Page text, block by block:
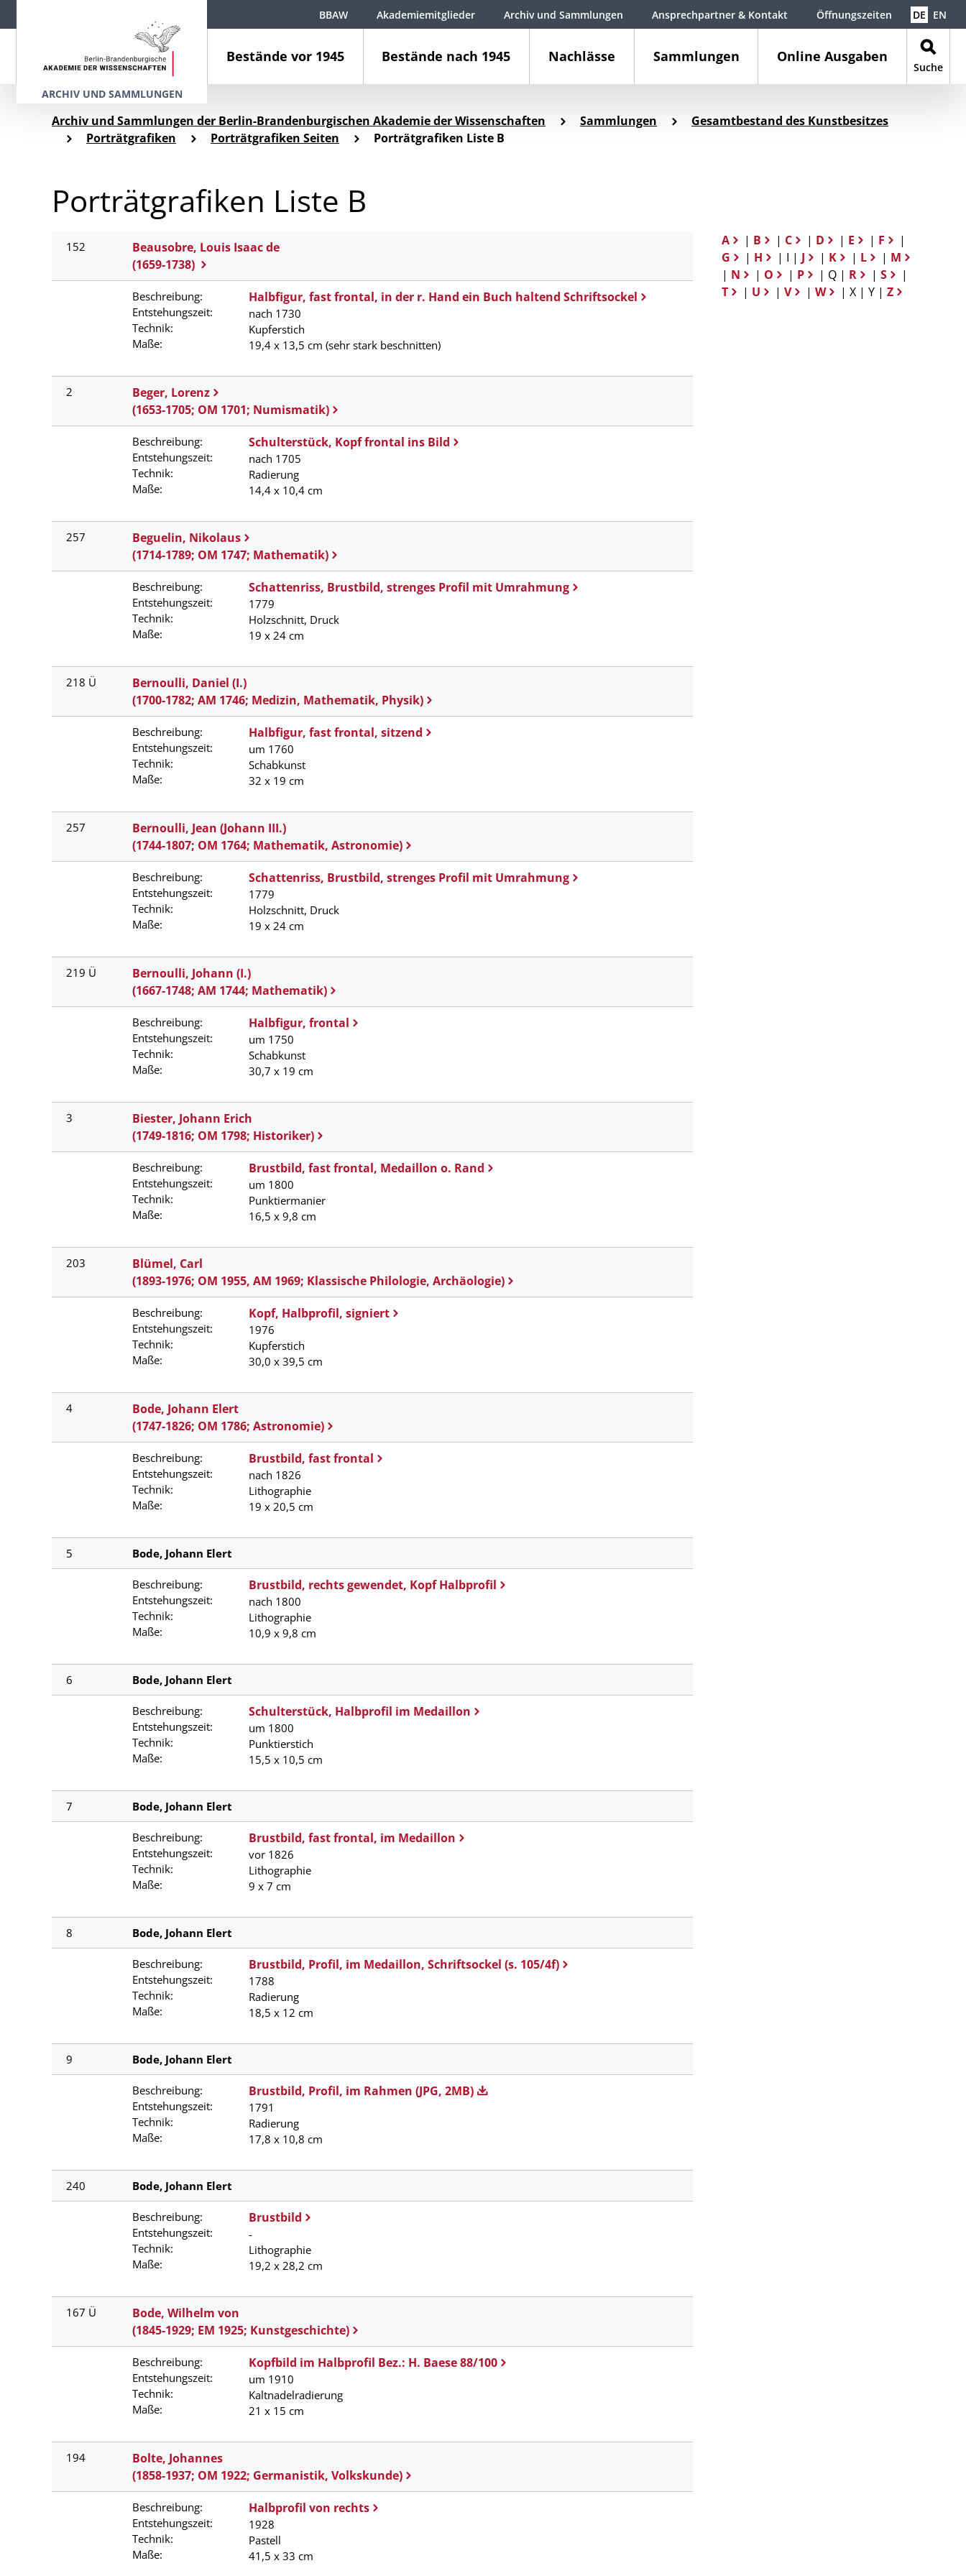
ARCHIV UND SAMMLUNGEN
Bestände vor 1945 Bestände nach 1945 Nachlässe Sammlungen Online Ausgaben
Suche
BBAW Akademiemitglieder Archiv und Sammlungen Ansprechpartner & Kontakt Öffnungszeiten DE EN
Archiv und Sammlungen der Berlin-Brandenburgischen Akademie der Wissenschaften Sammlungen
Gesamtbestand des Kunstbesitzes
Porträtgrafiken
Porträtgrafiken Seiten Porträtgrafiken Liste B
Porträtgrafiken Liste B
152
Beausobre, Louis Isaac de
(1659-1738)
Beschreibung:
Entstehungszeit:
Technik:
Maße:
Halbfigur, fast frontal, in der r. Hand ein Buch haltend Schriftsockel
nach 1730
Kupferstich
19,4 x 13,5 cm (sehr stark beschnitten)
2
Beger, Lorenz
(1653-1705; OM 1701; Numismatik)
Beschreibung:
Entstehungszeit:
Technik:
Maße:
Schulterstück, Kopf frontal ins Bild
nach 1705
Radierung
14,4 x 10,4 cm
257
Beguelin, Nikolaus
(1714-1789; OM 1747; Mathematik)
Beschreibung:
Entstehungszeit:
Technik:
Maße:
Schattenriss, Brustbild, strenges Profil mit Umrahmung
1779
Holzschnitt, Druck
19 x 24 cm
218 Ü
Bernoulli, Daniel (I.)
(1700-1782; AM 1746; Medizin, Mathematik, Physik)
Beschreibung:
Entstehungszeit:
Technik:
Maße:
Halbfigur, fast frontal, sitzend
um 1760
Schabkunst
32 x 19 cm
257
Bernoulli, Jean (Johann III.)
(1744-1807; OM 1764; Mathematik, Astronomie)
Beschreibung:
Entstehungszeit:
Technik:
Maße:
Schattenriss, Brustbild, strenges Profil mit Umrahmung
1779
Holzschnitt, Druck
19 x 24 cm
219 Ü
Bernoulli, Johann (I.)
(1667-1748; AM 1744; Mathematik)
Beschreibung:
Entstehungszeit:
Technik:
Maße:
Halbfigur, frontal
um 1750
Schabkunst
30,7 x 19 cm
3
Biester, Johann Erich
(1749-1816; OM 1798; Historiker)
Beschreibung:
Entstehungszeit:
Technik:
Maße:
Brustbild, fast frontal, Medaillon o. Rand
um 1800
Punktiermanier
16,5 x 9,8 cm
203
Blümel, Carl
(1893-1976; OM 1955, AM 1969; Klassische Philologie, Archäologie)
Beschreibung:
Entstehungszeit:
Technik:
Maße:
Kopf, Halbprofil, signiert
1976
Kupferstich
30,0 x 39,5 cm
4
Bode, Johann Elert
(1747-1826; OM 1786; Astronomie)
Beschreibung:
Entstehungszeit:
Technik:
Maße:
Brustbild, fast frontal
nach 1826
Lithographie
19 x 20,5 cm
5 Bode, Johann Elert
Beschreibung:
Entstehungszeit:
Technik:
Maße:
Brustbild, rechts gewendet, Kopf Halbprofil
nach 1800
Lithographie
10,9 x 9,8 cm
6 Bode, Johann Elert
Beschreibung:
Entstehungszeit:
Technik:
Maße:
Schulterstück, Halbprofil im Medaillon
um 1800
Punktierstich
15,5 x 10,5 cm
7 Bode, Johann Elert
Beschreibung:
Entstehungszeit:
Technik:
Maße:
Brustbild, fast frontal, im Medaillon
vor 1826
Lithographie
9 x 7 cm
8 Bode, Johann Elert
Beschreibung:
Entstehungszeit:
Technik:
Maße:
Brustbild, Profil, im Medaillon, Schriftsockel (s. 105/4f)
1788
Radierung
18,5 x 12 cm
9 Bode, Johann Elert
Beschreibung:
Entstehungszeit:
Technik:
Maße:
Brustbild, Profil, im Rahmen (JPG, 2MB)
1791
Radierung
17,8 x 10,8 cm
240 Bode, Johann Elert
Beschreibung:
Entstehungszeit:
Technik:
Maße:
Brustbild
-
Lithographie
19,2 x 28,2 cm
167 Ü
Bode, Wilhelm von
(1845-1929; EM 1925; Kunstgeschichte)
Beschreibung:
Entstehungszeit:
Technik:
Maße:
Kopfbild im Halbprofil Bez.: H. Baese 88/100
um 1910
Kaltnadelradierung
21 x 15 cm
194
Bolte, Johannes
(1858-1937; OM 1922; Germanistik, Volkskunde)
Beschreibung:
Entstehungszeit:
Technik:
Maße:
Halbprofil von rechts
1928
Pastell
41,5 x 33 cm
A | B | C | D | E | F
|
G
| H | I | J | K | L | M
| N | O | P | Q | R |S
|
T
| U |V |W | X | Y |Z